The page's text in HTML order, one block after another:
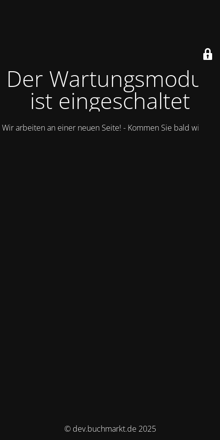
Der Wartungsmodus
ist eingeschaltet
Wir arbeiten an einer neuen Seite! - Kommen Sie bald wieder.
© dev.buchmarkt.de 2025